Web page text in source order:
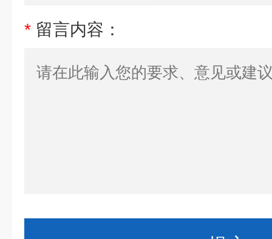
* 留言内容：